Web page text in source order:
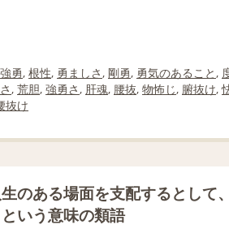
強勇, 根性, 勇ましさ, 剛勇, 勇気のあること,
, 荒胆, 強勇さ, 肝魂, 腰抜, 物怖じ, 腑抜け,
抜け
のある場面を支配するとして
いう意味の類語